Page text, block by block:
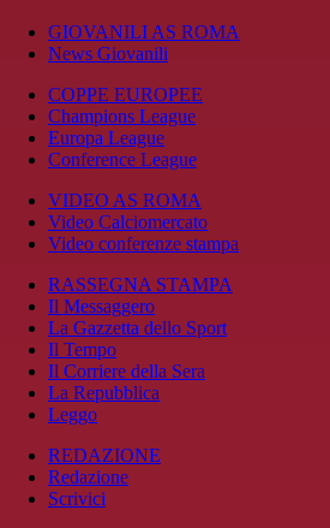
GIOVANILI AS ROMA
News Giovanili
COPPE EUROPEE
Champions League
Europa League
Conference League
VIDEO AS ROMA
Video Calciomercato
Video conferenze stampa
RASSEGNA STAMPA
Il Messaggero
La Gazzetta dello Sport
Il Tempo
Il Corriere della Sera
La Repubblica
Leggo
REDAZIONE
Redazione
Scrivici